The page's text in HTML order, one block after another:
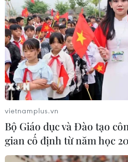
Năm 2022,
phú trong danh sách
06/04/2022 12:30
Tạp chí Forbes vừa công bố
2021 1 người và nhiều nhất từ
vietnamplus.vn
Bộ Giáo dục và Đào tạo
gian cố định từ năm học